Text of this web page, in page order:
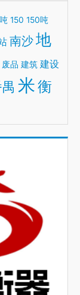
150 150吨
南沙地
废品 建筑 建设
米衡